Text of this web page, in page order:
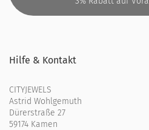
Hilfe & Kontakt
CITYJEWELS
Astrid Wohlgemuth
Dürerstraße 27
59174 Kamen